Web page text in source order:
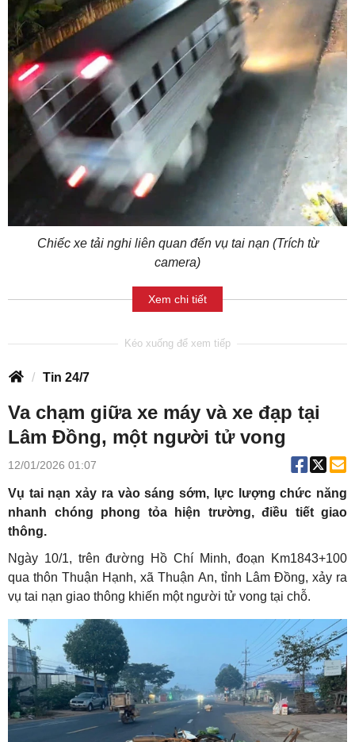
Chiếc xe tải nghi liên quan đến vụ tai nạn (Trích từ
camera)
Xem chi tiết
Tin 24/7
Va chạm giữa xe máy và xe đạp tại
Lâm Đồng, một người tử vong
12/01/2026 01:07
Vụ tai nạn xảy ra vào sáng sớm, lực lượng chức năng
nhanh chóng phong tỏa hiện trường, điều tiết giao
thông.
Ngày 10/1, trên đường Hồ Chí Minh, đoạn Km1843+100
qua thôn Thuận Hạnh, xã Thuận An, tỉnh Lâm Đồng, xảy ra
vụ tai nạn giao thông khiến một người tử vong tại chỗ.